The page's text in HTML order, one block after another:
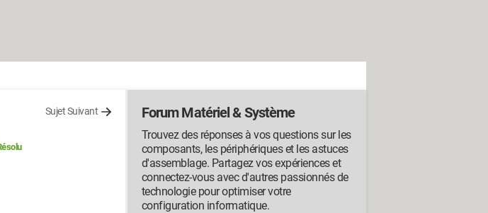
Sujet Suivant Forum Matériel & Système
Trouvez des réponses à vos questions sur les
composants, les périphériques et les astuces
d'assemblage. Partagez vos expériences et
connectez-vous avec d'autres passionnés de
technologie pour optimiser votre
configuration informatique.